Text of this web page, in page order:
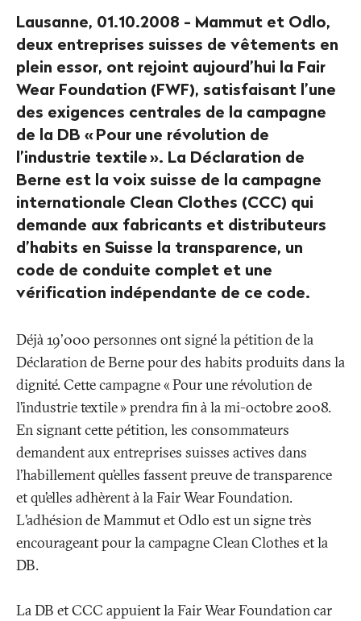
Lausanne, 01.10.2008 - Mammut et Odlo,
deux entreprises suisses de vêtements en
plein essor, ont rejoint aujourd’hui la Fair
Wear Foundation (FWF), satisfaisant l’une
des exigences centrales de la campagne
de la DB «Pour une révolution de
l’industrie textile». La Déclaration de
Berne est la voix suisse de la campagne
internationale Clean Clothes (CCC) qui
demande aux fabricants et distributeurs
d’habits en Suisse la transparence, un
code de conduite complet et une
vérification indépendante de ce code.
Déjà 19'000 personnes ont signé la pétition de la
Déclaration de Berne pour des habits produits dans la
dignité. Cette campagne «Pour une révolution de
l’industrie textile» prendra fin à la mi-octobre 2008.
En signant cette pétition, les consommateurs
demandent aux entreprises suisses actives dans
l’habillement qu’elles fassent preuve de transparence
et qu’elles adhèrent à la Fair Wear Foundation.
L’adhésion de Mammut et Odlo est un signe très
encourageant pour la campagne Clean Clothes et la
DB.
La DB et CCC appuient la Fair Wear Foundation car